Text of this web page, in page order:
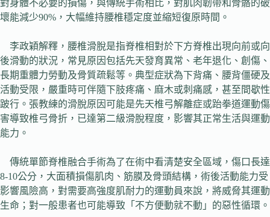
對身體不必要的損傷，與傳統手術相比，對肌肉韌帶和骨骼的破
壞能減少90%，大幅維持腰椎穩定度並縮短復原時間。
李政穎解釋，腰椎滑脫是指脊椎相對於下方脊椎出現向前或向
後滑動的狀況，常見原因包括先天發育異常、老年退化、創傷、
長期重體力勞動及骨質疏鬆等。典型症狀為下背痛、腰背僵硬及
活動受限，嚴重時可伴隨下肢疼痛、麻木或刺痛感，甚至間歇性
跛行。張教練的滑脫原因可能是先天椎弓解離症或跆拳道運動傷
害導致椎弓骨折，已達第二級滑脫程度，影響其正常生活與運動
能力。
傳統單節脊椎融合手術為了在術中看清楚安全區域，傷口長達
8-10公分，大面積損傷肌肉、筋膜及骨頭結構，術後活動能力受
影響風險高，對需要高強度肌耐力的運動員來說，將威脅其運動
生命；對一般患者也可能導致「不方便動就不動」的惡性循環。